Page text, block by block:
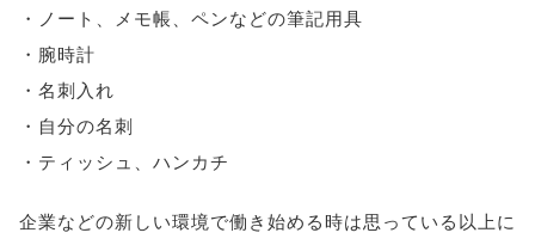
・ノート、メモ帳、ペンなどの筆記用具
・腕時計
・名刺入れ
・自分の名刺
・ティッシュ、ハンカチ
企業などの新しい環境で働き始める時は思っている以上に